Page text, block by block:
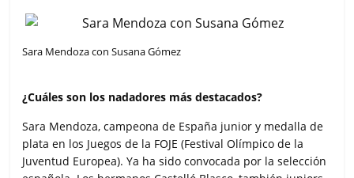
Sara Mendoza con Susana Gómez
¿Cuáles son los nadadores más destacados?
Sara Mendoza, campeona de España junior y medalla de
plata en los Juegos de la FOJE (Festival Olímpico de la
Juventud Europea). Ya ha sido convocada por la selección